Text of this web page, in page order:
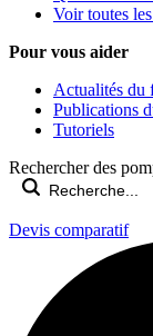
Voir toutes
Pour vous aider
Actualités du
Publications
Tutoriels
Rechercher des
Devis comparatif